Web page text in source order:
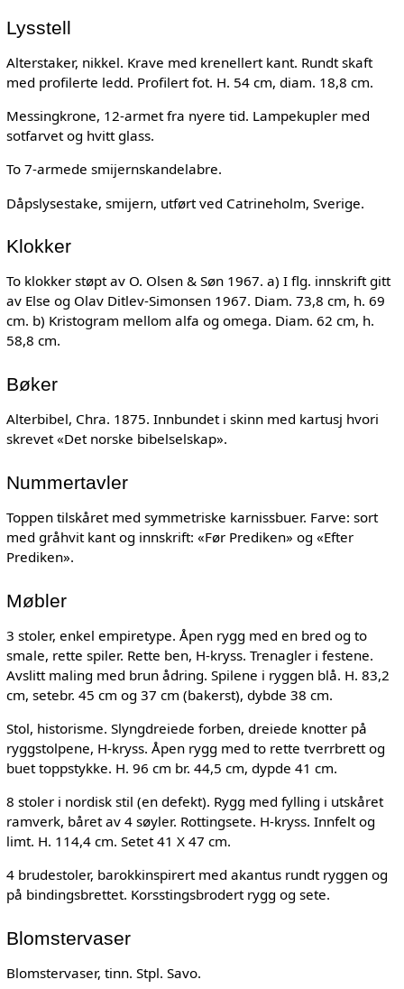
Lysstell
Alterstaker, nikkel. Krave med krenellert kant. Rundt skaft
med profilerte ledd. Profilert fot. H. 54 cm, diam. 18,8 cm.
Messingkrone, 12-armet fra nyere tid. Lampekupler med
sotfarvet og hvitt glass.
To 7-armede smijernskandelabre.
Dåpslysestake, smijern, utført ved Catrineholm, Sverige.
Klokker
To klokker støpt av O. Olsen & Søn 1967. a) I flg. innskrift gitt
av Else og Olav Ditlev-Simonsen 1967. Diam. 73,8 cm, h. 69
cm. b) Kristogram mellom alfa og omega. Diam. 62 cm, h.
58,8 cm.
Bøker
Alterbibel, Chra. 1875. Innbundet i skinn med kartusj hvori
skrevet «Det norske bibelselskap».
Nummertavler
Toppen tilskåret med symmetriske karnissbuer. Farve: sort
med gråhvit kant og innskrift: «Før Prediken» og «Efter
Prediken».
Møbler
3 stoler, enkel empiretype. Åpen rygg med en bred og to
smale, rette spiler. Rette ben, H-kryss. Trenagler i festene.
Avslitt maling med brun ådring. Spilene i ryggen blå. H. 83,2
cm, setebr. 45 cm og 37 cm (bakerst), dybde 38 cm.
Stol, historisme. Slyngdreiede forben, dreiede knotter på
ryggstolpene, H-kryss. Åpen rygg med to rette tverrbrett og
buet toppstykke. H. 96 cm br. 44,5 cm, dypde 41 cm.
8 stoler i nordisk stil (en defekt). Rygg med fylling i utskåret
ramverk, båret av 4 søyler. Rottingsete. H-kryss. Innfelt og
limt. H. 114,4 cm. Setet 41 X 47 cm.
4 brudestoler, barokkinspirert med akantus rundt ryggen og
på bindingsbrettet. Korsstingsbrodert rygg og sete.
Blomstervaser
Blomstervaser, tinn. Stpl. Savo.